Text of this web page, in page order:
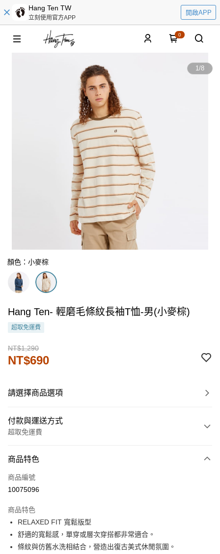
Hang Ten TW
立刻使用官方APP
開啟APP
0
1/8
顏色：小麥棕
Hang Ten- 輕磨毛條紋長袖T恤-男(小麥棕)
超取免運費
NT$1,290
NT$690
請選擇商品選項
付款與運送方式
超取免運費
信用卡一次付款
LINE Pay
街口支付
悠遊付
商品特色
商品編號
10075096
商品特色
RELAXED FIT 寬鬆版型
舒適的寬鬆感，單穿或層次穿搭都非常適合。
條紋與仿舊水洗相結合，營造出復古美式休閒氛圍。